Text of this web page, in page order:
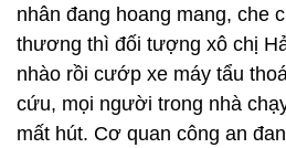
nhân đang hoang mang, che
thương thì đối tượng xô chị
nhào rồi cướp xe máy tẩu
cứu, mọi người trong nhà
mất hút. Cơ quan công an